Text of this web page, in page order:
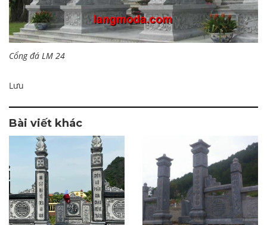
Cổng đá LM 24
Lưu
Bài viết khác